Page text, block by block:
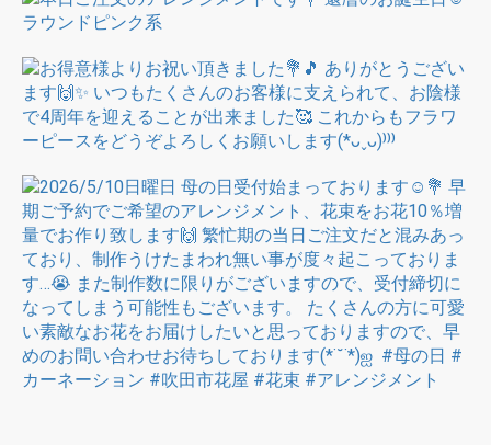
お買い物を続ける カートへ進む